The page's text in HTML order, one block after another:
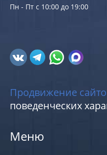
Пн - Пт с 10:00 до 19:00
Продвижение
поведенческих
Меню